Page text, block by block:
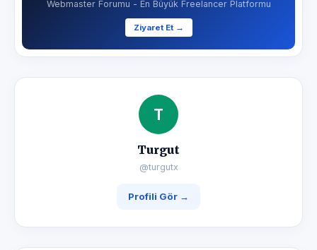
Webmaster Forumu - En Büyük Freelancer Platformu
Ziyaret Et →
T
Turgut
@turgutx
Profili Gör →